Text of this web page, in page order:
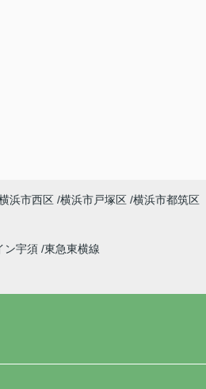
浜市西区 横浜市戸塚区 横浜市都筑区
ン宇須 東急東横線